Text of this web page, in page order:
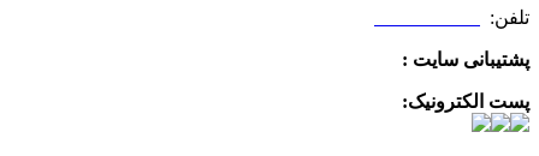
تلفن:
پشتیبانی سایت :
پست الکترونیک: